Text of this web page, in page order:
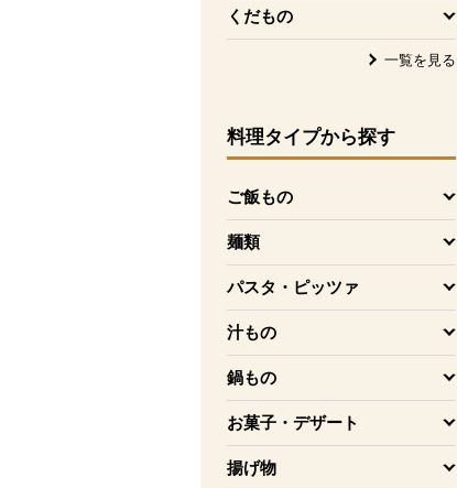
くだもの
を開く
一覧を見る
料理タイプから探す
ご飯もの
を開く
麺類
を開く
パスタ・ピッツァ
を開く
汁もの
を開く
鍋もの
を開く
お菓子・デザート
を開く
揚げ物
を開く